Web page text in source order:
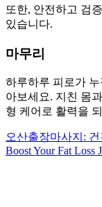
또한, 안전하고 검
있습니다.
마무리
하루하루 피로가
아보세요. 지친 몸
형 케어로 활력을
Post
navigation
오산출장마사지:
Boost Your Fat Loss